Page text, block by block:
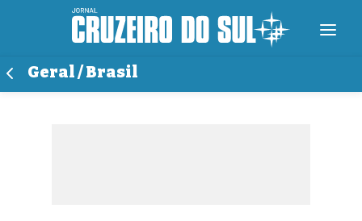
Geral / Brasil